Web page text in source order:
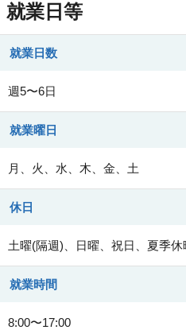
就業日等
就業日数
週5〜6日
就業曜日
月、火、水、木、金、土
休日
土曜(隔週)、日曜、祝日、夏季
就業時間
8:00〜17:00